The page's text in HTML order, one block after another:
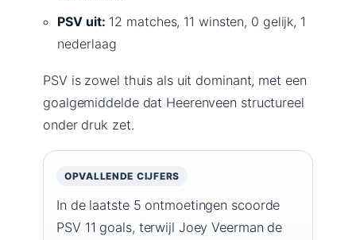
PSV uit: 12 matches, 11 winsten, 0 gelijk, 1
nederlaag
PSV is zowel thuis als uit dominant, met een
goalgemiddelde dat Heerenveen structureel
onder druk zet.
OPVALLENDE CIJFERS
In de laatste 5 ontmoetingen scoorde
PSV 11 goals, terwijl Joey Veerman de